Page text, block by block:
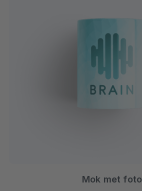
Mok met foto